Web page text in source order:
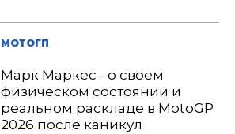
МОТОГП
Марк Маркес - о своем
физическом состоянии и
реальном раскладе в MotoGP
2026 после каникул